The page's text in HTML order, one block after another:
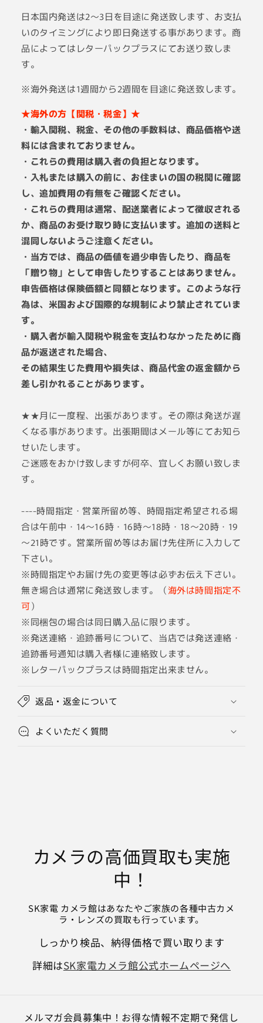
日本国内発送は2～3日を目途に発送致します、お支払
いのタイミングにより即日発送する事があります。商
品によってはレターパックプラスにてお送り致しま
す。
※海外発送は1週間から2週間を目途に発送致します。
★海外の方【関税・税金】★
・輸入関税、税金、その他の手数料は、商品価格や送
料には含まれておりません。
・これらの費用は購入者の負担となります。
・入札または購入の前に、お住まいの国の税関に確認
し、追加費用の有無をご確認ください。
・これらの費用は通常、配送業者によって徴収される
か、商品のお受け取り時に支払います。追加の送料と
混同しないようご注意ください。
・当方では、商品の価値を過少申告したり、商品を
「贈り物」として申告したりすることはありません。
申告価格は保険価額と同額となります。このような行
為は、米国および国際的な規制により禁止されていま
す。
・購入者が輸入関税や税金を支払わなかったために商
品が返送された場合、
その結果生じた費用や損失は、商品代金の返金額から
差し引かれることがあります。
★★月に一度程、出張があります。その際は発送が遅
くなる事があります。出張期間はメール等にてお知ら
せいたします。
ご迷惑をおかけ致しますが何卒、宜しくお願い致しま
す。
----時間指定・営業所留め等、時間指定希望される場
合は午前中・14～16時・16時～18時・18～20時・19
～21時です。営業所留め等はお届け先住所に入力して
下さい。
※時間指定やお届け先の変更等は必ずお伝え下さい。
無き場合は通常に発送致します。（海外は時間指定不
可）
※同梱包の場合は同日購入品に限ります。
※発送連絡・追跡番号について、当店では発送連絡・
追跡番号通知は購入者様に連絡致します。
※レターパックプラスは時間指定出来ません。
返品・返金について
よくいただく質問
カメラの高価買取も実施
中！
SK家電 カメラ館はあなたやご家族の各種中古カメ
ラ・レンズの買取も行っています。
しっかり検品、納得価格で買い取ります
詳細はSK家電カメラ館公式ホームページへ
メルマガ会員募集中！お得な情報不定期で発信し